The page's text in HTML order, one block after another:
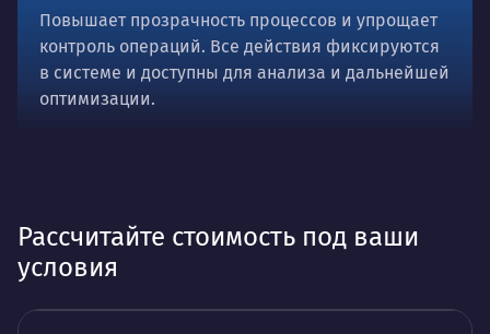
Повышает прозрачность процессов и упрощает
контроль операций. Все действия фиксируются
в системе и доступны для анализа и дальнейшей
оптимизации.
Рассчитайте стоимость под ваши
условия